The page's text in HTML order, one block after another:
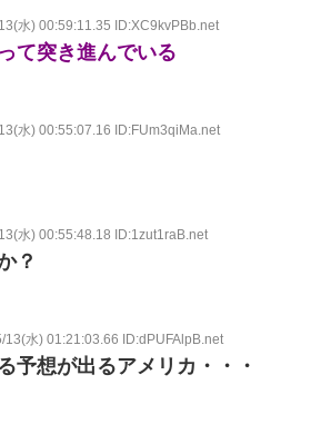
水) 00:59:11.35 ID:XC9kvPBb.net
て突き進んでいる
水) 00:55:07.16 ID:FUm3qiMa.net
水) 00:55:48.18 ID:1zut1raB.net
？
13(水) 01:21:03.66 ID:dPUFAlpB.net
予想が出るアメリカ・・・